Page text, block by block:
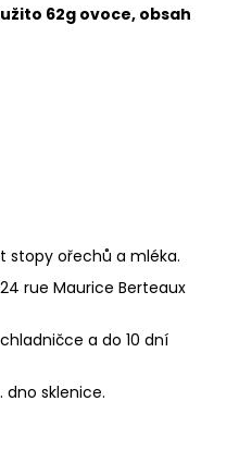
62g ovoce, obsah
stopy ořechů a mléka.
rue Maurice Berteaux
a do 10 dní
dno sklenice.